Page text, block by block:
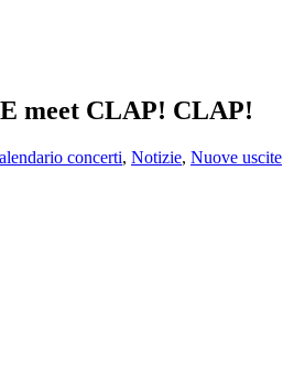
meet CLAP! CLAP!
concerti, Notizie, Nuove uscite